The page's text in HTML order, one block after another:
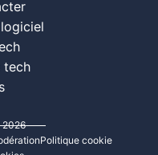
tech
2026
Politique cookie